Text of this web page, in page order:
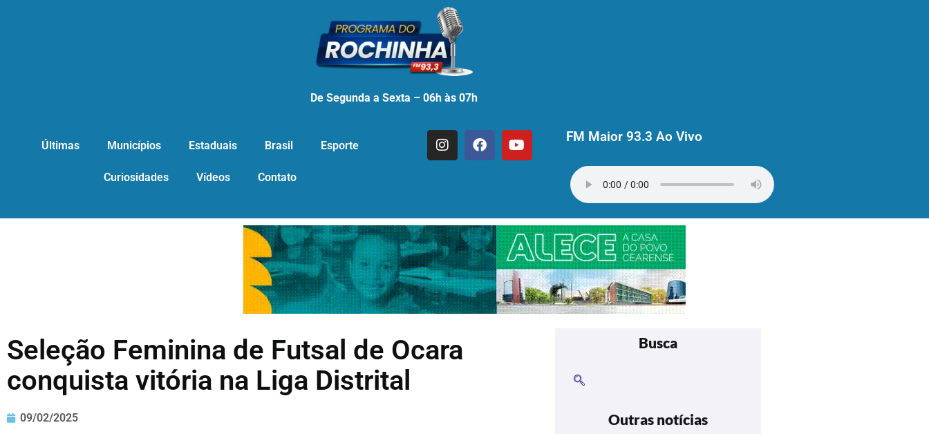
De Segunda a Sexta – 06h às 07h
Últimas Municípios Estaduais Brasil Esporte
Curiosidades Vídeos Contato
FM Maior 93.3 Ao Vivo
Seleção Feminina de Futsal de Ocara
conquista vitória na Liga Distrital
09/02/2025
Busca
Outras notícias